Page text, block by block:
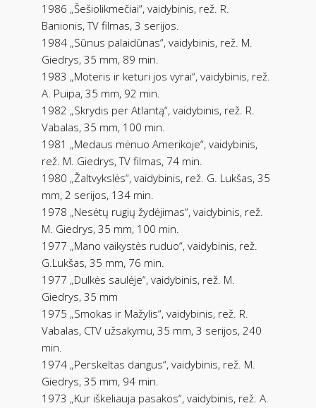
1986 „Šešiolikmečiai“, vaidybinis, rež. R.
Banionis, TV filmas, 3 serijos.
1984 „Sūnus palaidūnas“, vaidybinis, rež. M.
Giedrys, 35 mm, 89 min.
1983 „Moteris ir keturi jos vyrai“, vaidybinis, rež.
A. Puipa, 35 mm, 92 min.
1982 „Skrydis per Atlantą“, vaidybinis, rež. R.
Vabalas, 35 mm, 100 min.
1981 „Medaus mėnuo Amerikoje“, vaidybinis,
rež. M. Giedrys, TV filmas, 74 min.
1980 „Žaltvykslės“, vaidybinis, rež. G. Lukšas, 35
mm, 2 serijos, 134 min.
1978 „Nesėtų rugių žydėjimas“, vaidybinis, rež.
M. Giedrys, 35 mm, 100 min.
1977 „Mano vaikystės ruduo“, vaidybinis, rež.
G.Lukšas, 35 mm, 76 min.
1977 „Dulkės saulėje“, vaidybinis, rež. M.
Giedrys, 35 mm
1975 „Smokas ir Mažylis“, vaidybinis, rež. R.
Vabalas, CTV užsakymu, 35 mm, 3 serijos, 240
min.
1974 „Perskeltas dangus“, vaidybinis, rež. M.
Giedrys, 35 mm, 94 min.
1973 „Kur iškeliauja pasakos“, vaidybinis, rež. A.